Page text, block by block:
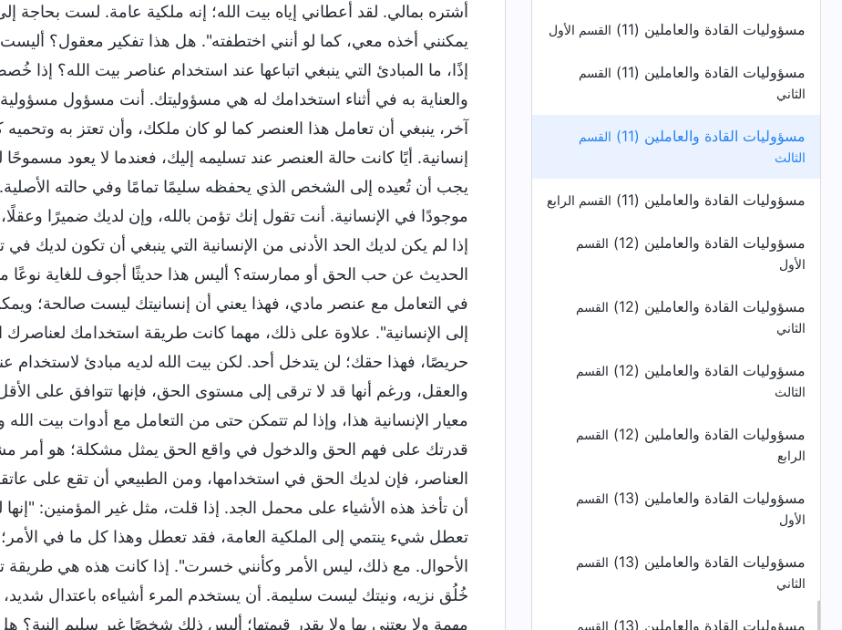
مسؤوليات القادة والعاملين (11) القسم الأول
مسؤوليات القادة والعاملين (11)
القسم
الثاني
مسؤوليات القادة والعاملين (11)
القسم
الثالث
مسؤوليات القادة والعاملين (11) القسم الرابع
مسؤوليات القادة والعاملين (12)
القسم
الأول
مسؤوليات القادة والعاملين (12)
القسم
الثاني
مسؤوليات القادة والعاملين (12)
القسم
الثالث
مسؤوليات القادة والعاملين (12)
القسم
الرابع
مسؤوليات القادة والعاملين (13)
القسم
الأول
مسؤوليات القادة والعاملين (13)
القسم
الثاني
مسؤوليات القادة والعاملين (13)
القسم
أشتره بمالي. لقد أعطاني إياه بيت الله؛ إنه ملكية عامة. لست بحاجة
يمكنني أخذه معي، كما لو أنني اختطفته". هل هذا تفكير معقول؟ أليست
إذًا، ما المبادئ التي ينبغي اتباعها عند استخدام عناصر بيت الله؟
والعناية به في أثناء استخدامك له هي مسؤوليتك. أنت مسؤول
آخر، ينبغي أن تعامل هذا العنصر كما لو كان ملكك، وأن تعتز به
إنسانية. أيًا كانت حالة العنصر عند تسليمه إليك، فعندما لا يعود
يجب أن تُعيده إلى الشخص الذي يحفظه سليمًا تمامًا وفي حالته
موجودًا في الإنسانية. أنت تقول إنك تؤمن بالله، وإن لديك ضميرًا
إذا لم يكن لديك الحد الأدنى من الإنسانية التي ينبغي أن تكون
الحديث عن حب الحق أو ممارسته؟ أليس هذا حديثًا أجوف للغاية نوعًا
في التعامل مع عنصر مادي، فهذا يعني أن إنسانيتك ليست صالحة؛
إلى الإنسانية". علاوة على ذلك، مهما كانت طريقة استخدامك
حريصًا، فهذا حقك؛ لن يتدخل أحد. لكن بيت الله لديه مبادئ لاستخدام
والعقل، ورغم أنها قد لا ترقى إلى مستوى الحق، فإنها تتوافق على
معيار الإنسانية هذا، وإذا لم تتمكن حتى من التعامل مع أدوات بيت
قدرتك على فهم الحق والدخول في واقع الحق يمثل مشكلة؛ هو أمر
العناصر، فإن لديك الحق في استخدامها، ومن الطبيعي أن تقع على
أن تأخذ هذه الأشياء على محمل الجد. إذا قلت، مثل غير المؤمنين:
تعطل شيء ينتمي إلى الملكية العامة، فقد تعطل وهذا كل ما في
الأحوال. مع ذلك، ليس الأمر وكأنني خسرت". إذا كانت هذه هي
خُلُق نزيه، ونيتك ليست سليمة. أن يستخدم المرء أشياءه باعتدال شديد،
مهمة ولا يعتني بها ولا يقدر قيمتها؛ أليس ذلك شخصًا غير سليم النية؟